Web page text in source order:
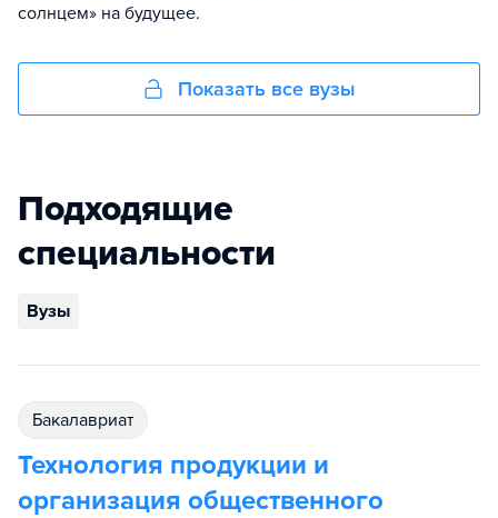
солнцем» на будущее.
Показать все вузы
Подходящие
специальности
Вузы
бакалавриат
Технология продукции и
организация общественного